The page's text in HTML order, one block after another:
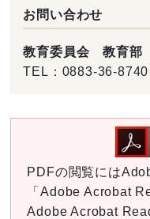
お問い合わせ
教育委員会 教育部
TEL： 0883-36-8740
PDFの閲覧には
「Adobe Acrobat
Adobe Acrobat